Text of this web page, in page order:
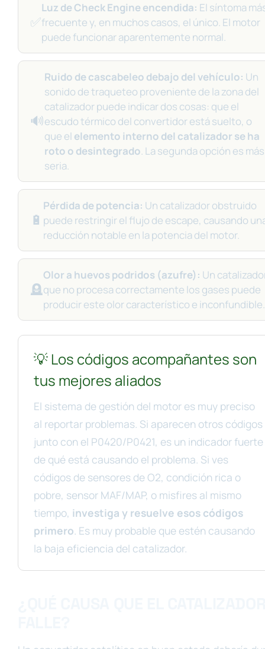
✅
Luz de Check Engine encendida: El síntoma
frecuente y, en muchos casos, el único. El motor
puede funcionar aparentemente normal.
🔊
Ruido de cascabeleo debajo del vehículo: Un
sonido de traqueteo proveniente de la zona del
catalizador puede indicar dos cosas: que el
escudo térmico del convertidor está suelto, o
que el elemento interno del catalizador se ha
roto o desintegrado. La segunda opción es más
seria.
🔋
Pérdida de potencia: Un catalizador obstruido
puede restringir el flujo de escape, causando
reducción notable en la potencia del motor.
🪦
Olor a huevos podridos (azufre): Un
que no procesa correctamente los gases puede
producir este olor característico e inconfundible.
💡 Los códigos acompañantes son
tus mejores aliados
El sistema de gestión del motor es muy preciso
al reportar problemas. Si aparecen otros códigos
junto con el P0420/P0421, es un indicador fuerte
de qué está causando el problema. Si ves
códigos de sensores de O2, condición rica o
pobre, sensor MAF/MAP, o misfires al mismo
tiempo, investiga y resuelve esos códigos
primero. Es muy probable que estén causando
la baja eficiencia del catalizador.